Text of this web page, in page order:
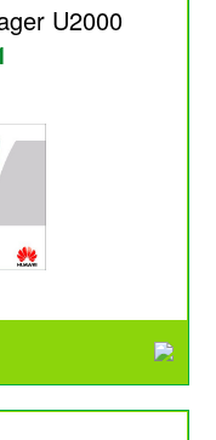
U2000